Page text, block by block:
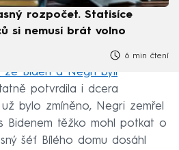
rozpočet. Statisíce
si nemusí brát volno
6 min čtení
že Biden a Negri byli
potvrdila i dcera
bylo zmíněno, Negri zemřel
Bidenem těžko mohl potkat o
šéf Bílého domu dosáhl